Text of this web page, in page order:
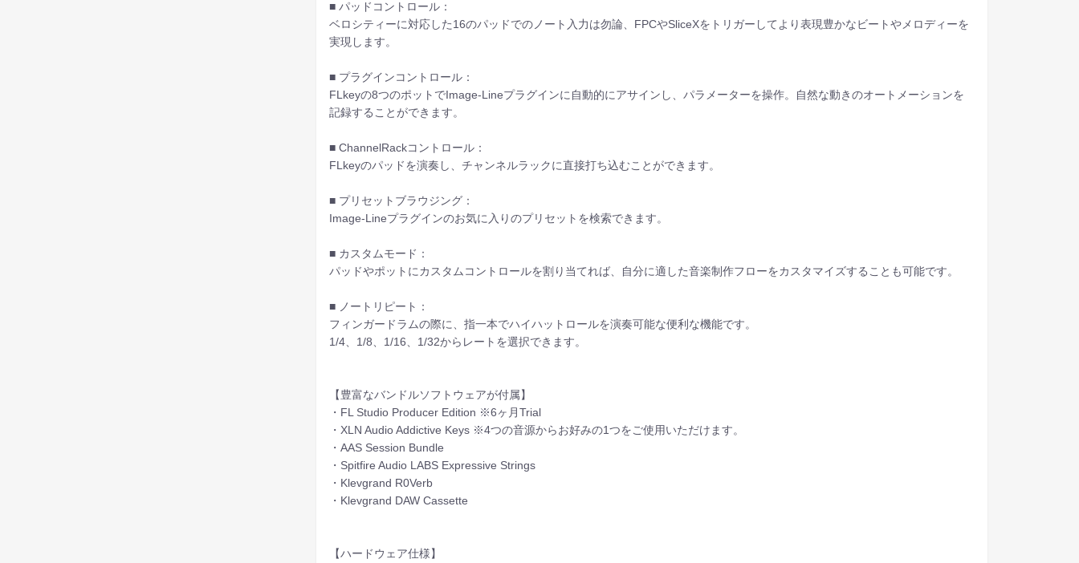
■ パッドコントロール：
ベロシティーに対応した16のパッドでのノート入力は勿論、FPCやSliceXをトリガーしてより表現豊かなビートやメロディーを
実現します。
■ プラグインコントロール：
FLkeyの8つのポットでImage-Lineプラグインに自動的にアサインし、パラメーターを操作。自然な動きのオートメーションを
記録することができます。
■ ChannelRackコントロール：
FLkeyのパッドを演奏し、チャンネルラックに直接打ち込むことができます。
■ プリセットブラウジング：
Image-Lineプラグインのお気に入りのプリセットを検索できます。
■ カスタムモード：
パッドやポットにカスタムコントロールを割り当てれば、自分に適した音楽制作フローをカスタマイズすることも可能です。
■ ノートリピート：
フィンガードラムの際に、指一本でハイハットロールを演奏可能な便利な機能です。
1/4、1/8、1/16、1/32からレートを選択できます。
【豊富なバンドルソフトウェアが付属】
・FL Studio Producer Edition ※6ヶ月Trial
・XLN Audio Addictive Keys ※4つの音源からお好みの1つをご使用いただけます。
・AAS Session Bundle
・Spitfire Audio LABS Expressive Strings
・Klevgrand R0Verb
・Klevgrand DAW Cassette
【ハードウェア仕様】